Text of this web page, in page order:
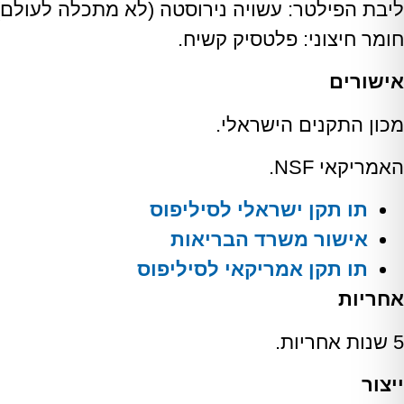
ליבת הפילטר: עשויה נירוסטה (לא מתכלה
חומר חיצוני: פלטסיק קשיח.
אישורים
מכון התקנים הישראלי.
האמריקאי NSF.
תו תקן ישראלי לסיליפוס
אישור משרד הבריאות
תו תקן אמריקאי לסיליפוס
אחריות
5 שנות אחריות.
ייצור